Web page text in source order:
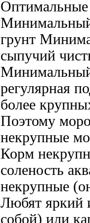
Оптимальные
грунт
сыпучий
регулярная
более
Поэтому
некрупные
Корм
соленость
некрупные
Любят яркий
собой) или